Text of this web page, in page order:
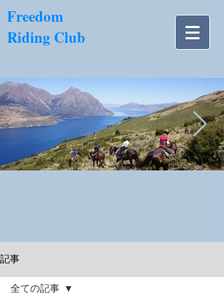
​Freedom
Riding Club
記事
全ての記事